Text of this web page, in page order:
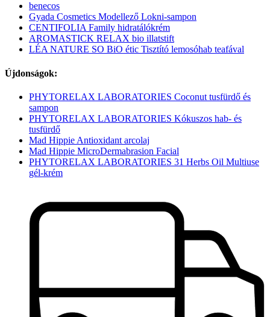
benecos
Gyada Cosmetics Modellező Lokni-sampon
CENTIFOLIA Family hidratálókrém
AROMASTICK RELAX bio illatstift
LÉA NATURE SO BiO étic Tisztító lemosóhab teafával
Újdonságok:
PHYTORELAX LABORATORIES Coconut tusfürdő és
sampon
PHYTORELAX LABORATORIES Kókuszos hab- és
tusfürdő
Mad Hippie Antioxidant arcolaj
Mad Hippie MicroDermabrasion Facial
PHYTORELAX LABORATORIES 31 Herbs Oil Multiuse
gél-krém